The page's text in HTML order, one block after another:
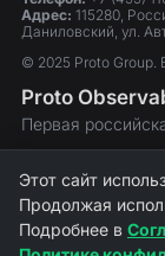
Адрес: 115280,
Даниловский, ул.
© 2025 Proto
Proto
Первая
для ЭВМ и
Соглашение об
Политика
Этот сайт
Продолжая
Подробнее в